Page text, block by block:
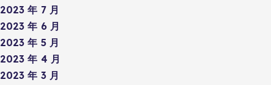
2023 年 7 月
2023 年 6 月
2023 年 5 月
2023 年 4 月
2023 年 3 月